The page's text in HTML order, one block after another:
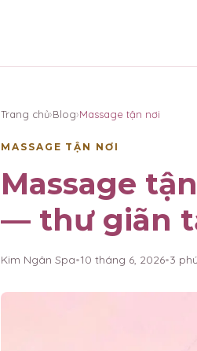
Trang chủ›Blog›Massage tận nơi
MASSAGE TẬN NƠI
Massage
— thư giãn
Kim Ngân Spa•10 tháng 6, 2026•3